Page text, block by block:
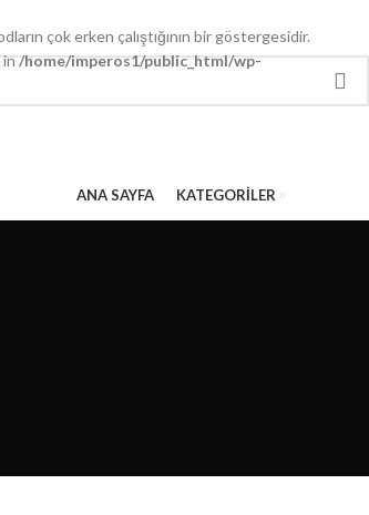
çok erken çalıştığının bir göstergesidir.
in/home/imperos1/public_html/wp-
ANA SAYFA KATEGORILER